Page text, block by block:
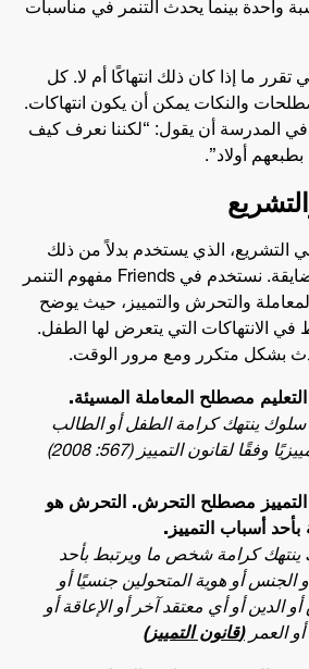
واحدة بينما يحدث التنمر في مناسبات
تقرر ما إذا كان ذلك انتهاكًا أم لا. كل
والنكات يمكن أن يكون انتهاكات.
المدرسة أن يقول: “لكننا نعرف كيف
بطبعهم أولاد”.
التشريع، الذي يستخدم بدلاً من ذلك
المعاملة المسيئة والمضايقة. نستخدم في Friends مفهوم التنمر
والتحرش والتمييز، حيث يوضح
في الانتهاكات التي يتعرض لها الطفل.
بشكل متكرر ومع مرور الوقت.
مصطلح المعاملة المسيئة.
ينتهك كرامة الطفل أو الطالب
دون أن يكون تمييزيًا وفقًا لقانون التمييز (567: 2008)
مصطلح التحرش. التحرش هو
بأحد أسباب التمييز.
كرامة شخص ما ويرتبط بأحد
الجنس أو هوية المتحولين جنسيًا أو
أو الدين أو أي معتقد آخر أو الإعاقة أو
العمر(قانون التمييز)